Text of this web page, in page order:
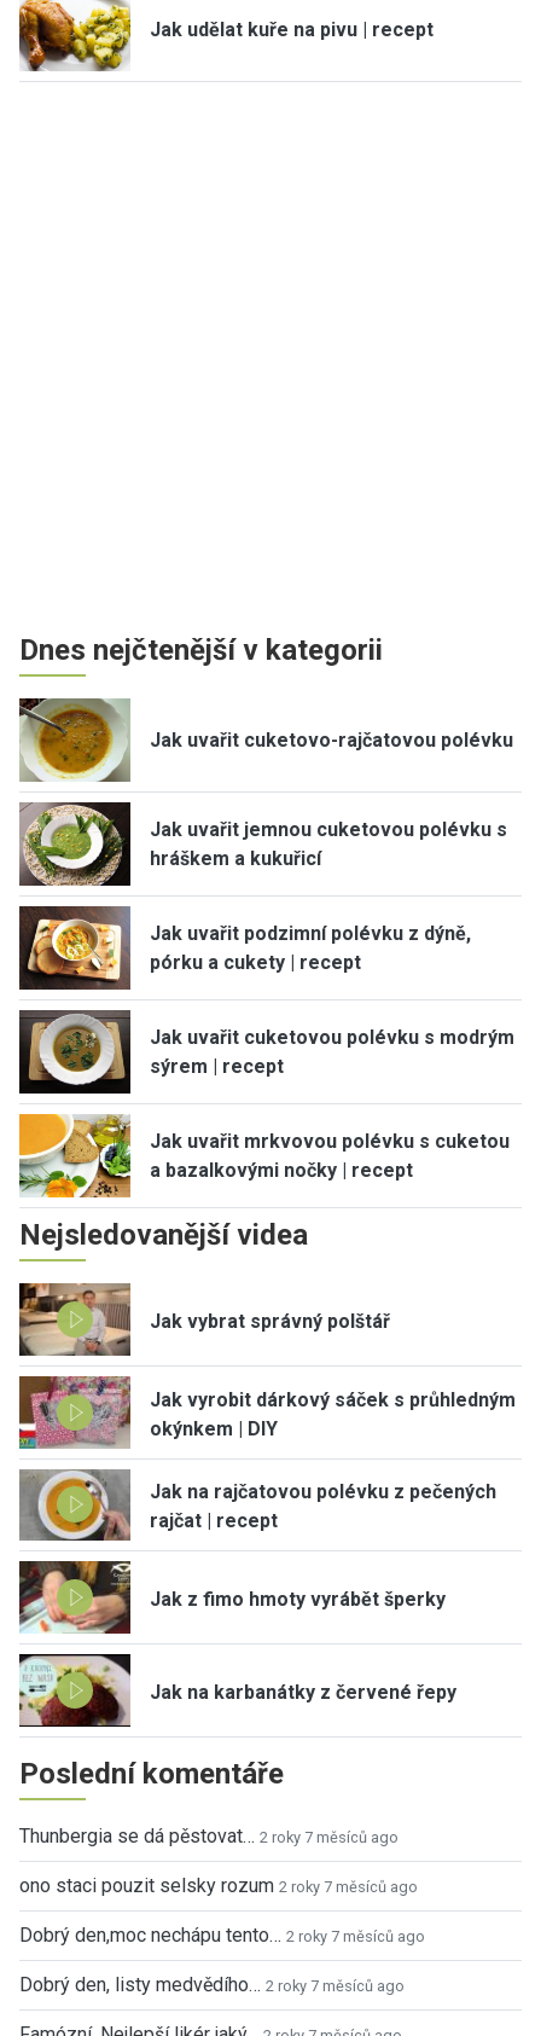
Jak udělat kuře na pivu | recept
Dnes nejčtenější v kategorii
Jak uvařit cuketovo-rajčatovou polévku
Jak uvařit jemnou cuketovou polévku s
hráškem a kukuřicí
Jak uvařit podzimní polévku z dýně,
pórku a cukety | recept
Jak uvařit cuketovou polévku s modrým
sýrem | recept
Jak uvařit mrkvovou polévku s cuketou
a bazalkovými nočky | recept
Nejsledovanější videa
Jak vybrat správný polštář
Jak vyrobit dárkový sáček s průhledným
okýnkem | DIY
Jak na rajčatovou polévku z pečených
rajčat | recept
Jak z fimo hmoty vyrábět šperky
Jak na karbanátky z červené řepy
Poslední komentáře
Thunbergia se dá pěstovat… 2 roky 7 měsíců ago
ono staci pouzit selsky rozum 2 roky 7 měsíců ago
Dobrý den,moc nechápu tento… 2 roky 7 měsíců ago
Dobrý den, listy medvědího… 2 roky 7 měsíců ago